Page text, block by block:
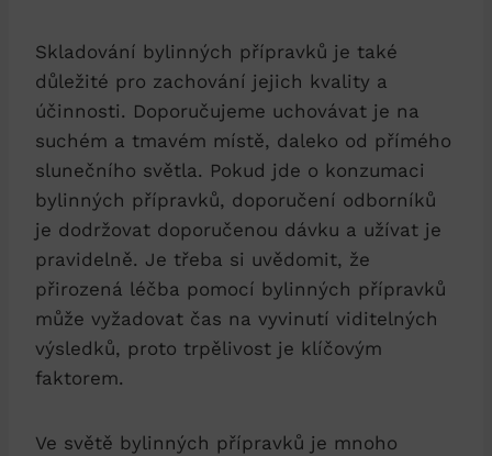
Skladování bylinných přípravků je také
důležité pro zachování jejich kvality a
účinnosti. Doporučujeme uchovávat je na
suchém a tmavém místě, daleko od přímého
slunečního světla. Pokud jde o konzumaci
bylinných přípravků, doporučení odborníků
je dodržovat doporučenou dávku a užívat je
pravidelně. Je třeba si uvědomit, že
přirozená léčba pomocí bylinných přípravků
může vyžadovat čas na vyvinutí viditelných
výsledků, proto trpělivost je klíčovým
faktorem.
Ve světě bylinných přípravků je mnoho